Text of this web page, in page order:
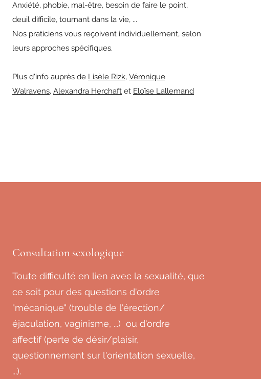
Anxiété, phobie, mal-être, besoin de faire le point,
deuil difficile, tournant dans la vie, ...
Nos praticiens vous reçoivent individuellement, selon
leurs approches spécifiques.
Plus d'info auprès de Lisèle Rizk, Véronique
Walravens, Alexandra Herchaft et Eloïse Lallemand
Consultation sexologique
Toute difficulté en lien avec la sexualité, que
ce soit pour des questions d'ordre
"mécanique" (trouble de l'érection/
éjaculation, vaginisme, ...) ou d'ordre
affectif (perte de désir/plaisir,
questionnement sur l'orientation sexuelle,
...).